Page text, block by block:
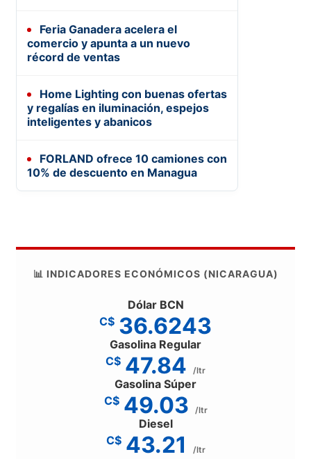
Feria Ganadera acelera el
comercio y apunta a un nuevo
récord de ventas
Home Lighting con buenas ofertas
y regalías en iluminación, espejos
inteligentes y abanicos
FORLAND ofrece 10 camiones con
10% de descuento en Managua
📊 INDICADORES ECONÓMICOS (NICARAGUA)
Dólar BCN
C$ 36.6243
Gasolina Regular
C$ 47.84 /ltr
Gasolina Súper
C$ 49.03 /ltr
Diesel
C$ 43.21 /ltr